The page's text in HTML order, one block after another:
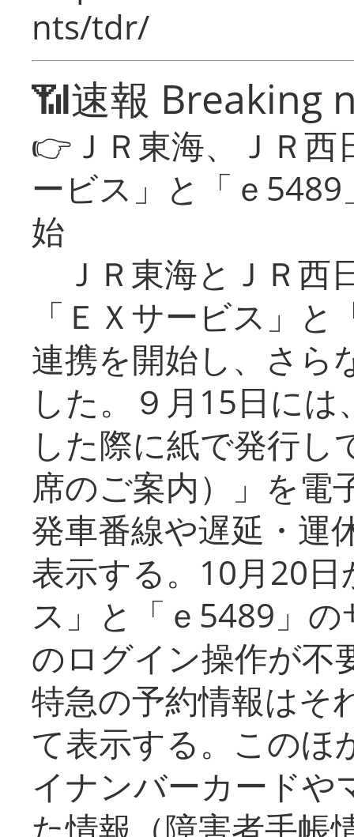
nts/tdr/
📶速報 Breaking
👉ＪＲ東海、ＪＲ
ービス」と「ｅ
始
ＪＲ東海とＪＲ西
「ＥＸサービス」
連携を開始し、さら
した。９月15日に
した際に紙で発行し
席のご案内）」を電
発車番線や遅延・運
表示する。10月20
ス」と「ｅ5489」
のログイン操作が不
特急の予約情報はそ
て表示する。このほ
イナンバーカードや